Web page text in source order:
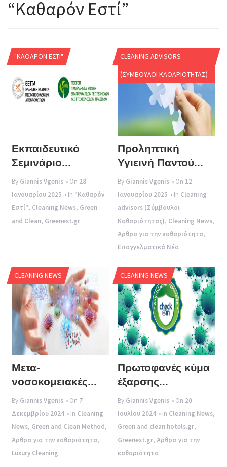
e
“Καθαρόν Εστί”
"ΚΑΘΑΡΌΝ ΕΣΤΊ"
Εκπαιδευτικό
Σεμινάριο...
By Giannis Vgenis • On 28
Ιανουαρίου 2025 • In "Καθαρόν
Εστί", Cleaning News, Green
and Clean, Greenest.gr
CLEANING ADVISORS
(ΣΎΜΒΟΥΛΟΙ ΚΑΘΑΡΙΌΤΗΤΑΣ)
Προληπτική
Υγιεινή Παντού...
By Giannis Vgenis • On 12
Ιανουαρίου 2025 • In Cleaning
advisors (Σύμβουλοι
Καθαριότητας), Cleaning News,
Άρθρα για την καθαριότητα,
Επαγγελματικά Νέα
CLEANING NEWS
Μετα-
νοσοκομειακές...
By Giannis Vgenis • On 7
Δεκεμβρίου 2024 • In Cleaning
News, Green and Clean Method,
Άρθρα για την καθαριότητα,
Luxury Cleaning
CLEANING NEWS
Πρωτοφανές κύμα
έξαρσης...
By Giannis Vgenis • On 20
Ιουλίου 2024 • In Cleaning News,
Green and clean hotels.gr,
Greenest.gr,Άρθρα για την
καθαριότητα